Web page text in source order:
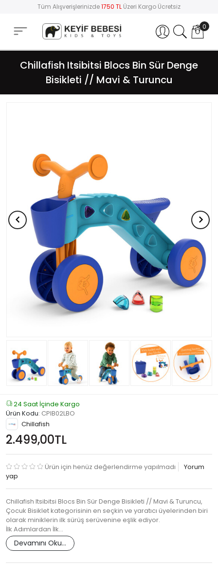
Tüm Alışverişlerinizde1750 TL Üzeri Kargo Ücretsiz
Hesabım 0
Chillafish Itsibitsi Blocs Bin Sür Denge
Bisikleti // Mavi & Turuncu
24 Saat İçinde Kargo
Ürün Kodu: CPIB02LBO
Chillafish
2.499,00TL
Ürün için henüz değerlendirme yapılmadı
Yorum
yap
Chillafish Itsibitsi Blocs Bin Sür Denge Bisikleti // Mavi & Turuncu,
Çocuk Bisiklet kategorisinin en seçkin ve yaratıcı üyelerinden biri
olarak miniklerin ilk sürüş serüvenine eşlik ediyor.
İlk Adımlardan İlk…
Devamını Oku...